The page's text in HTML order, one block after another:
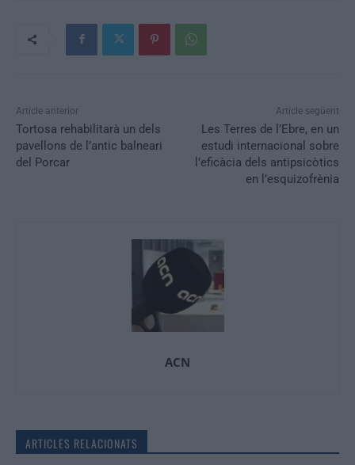
Article anterior
Tortosa rehabilitarà un dels
pavellons de l’antic balneari
del Porcar
Article següent
Les Terres de l’Ebre, en un
estudi internacional sobre
l’eficàcia dels antipsicòtics
en l’esquizofrènia
ACN
ARTICLES RELACIONATS